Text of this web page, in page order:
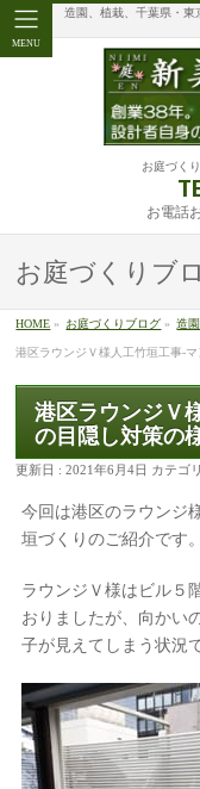
MENU
造園、植栽、千葉県・東
お庭づく
お電話
お庭づくりブ
HOME » お庭づくりブログ » 造
港区ラウンジＶ様人工竹垣工事-
港区ラウンジＶ
の目隠し対策の
更新日 : 2021年6月4日 カテゴ
今回は港区のラウンジ
垣づくりのご紹介です。
ラウンジＶ様はビル５
おりましたが、向かい
子が見えてしまう状況